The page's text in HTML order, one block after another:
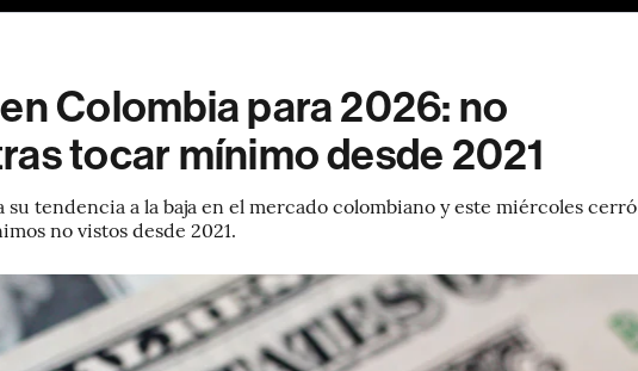
Colombia para 2026: no
tocar mínimo desde 2021
tendencia a la baja en el mercado colombiano y este miércoles cerró
no vistos desde 2021.